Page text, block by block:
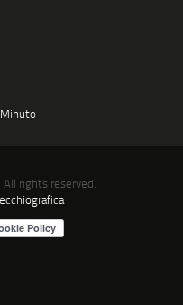
All rights reserved.